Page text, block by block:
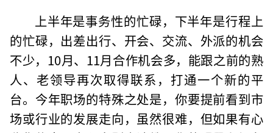
上半年是事务性的忙碌，下半年是行程上
的忙碌，出差出行、开会、交流、外派的机会
不少，10月、11月合作机会多，能跟之前的熟
人、老领导再次取得联系，打通一个新的平
台。今年职场的特殊之处是，你要提前看到市
场或行业的发展走向，虽然很难，但如果有心